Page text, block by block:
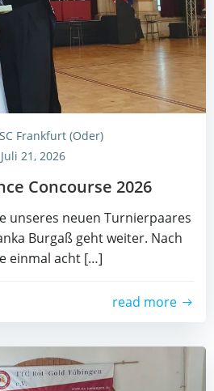
Frankfurt (Oder)
Juli 21, 2026
Con­cour­se 2026
unse­res neu­en Tur­nier­paa­res
Bur­gaß geht wei­ter. Nach
ein­mal acht […]
read more